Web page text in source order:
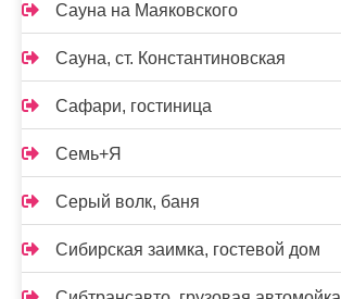
Сауна на Маяковского
Сауна, ст. Константиновская
Сафари, гостиница
Семь+Я
Серый волк, баня
Сибирская заимка, гостевой дом